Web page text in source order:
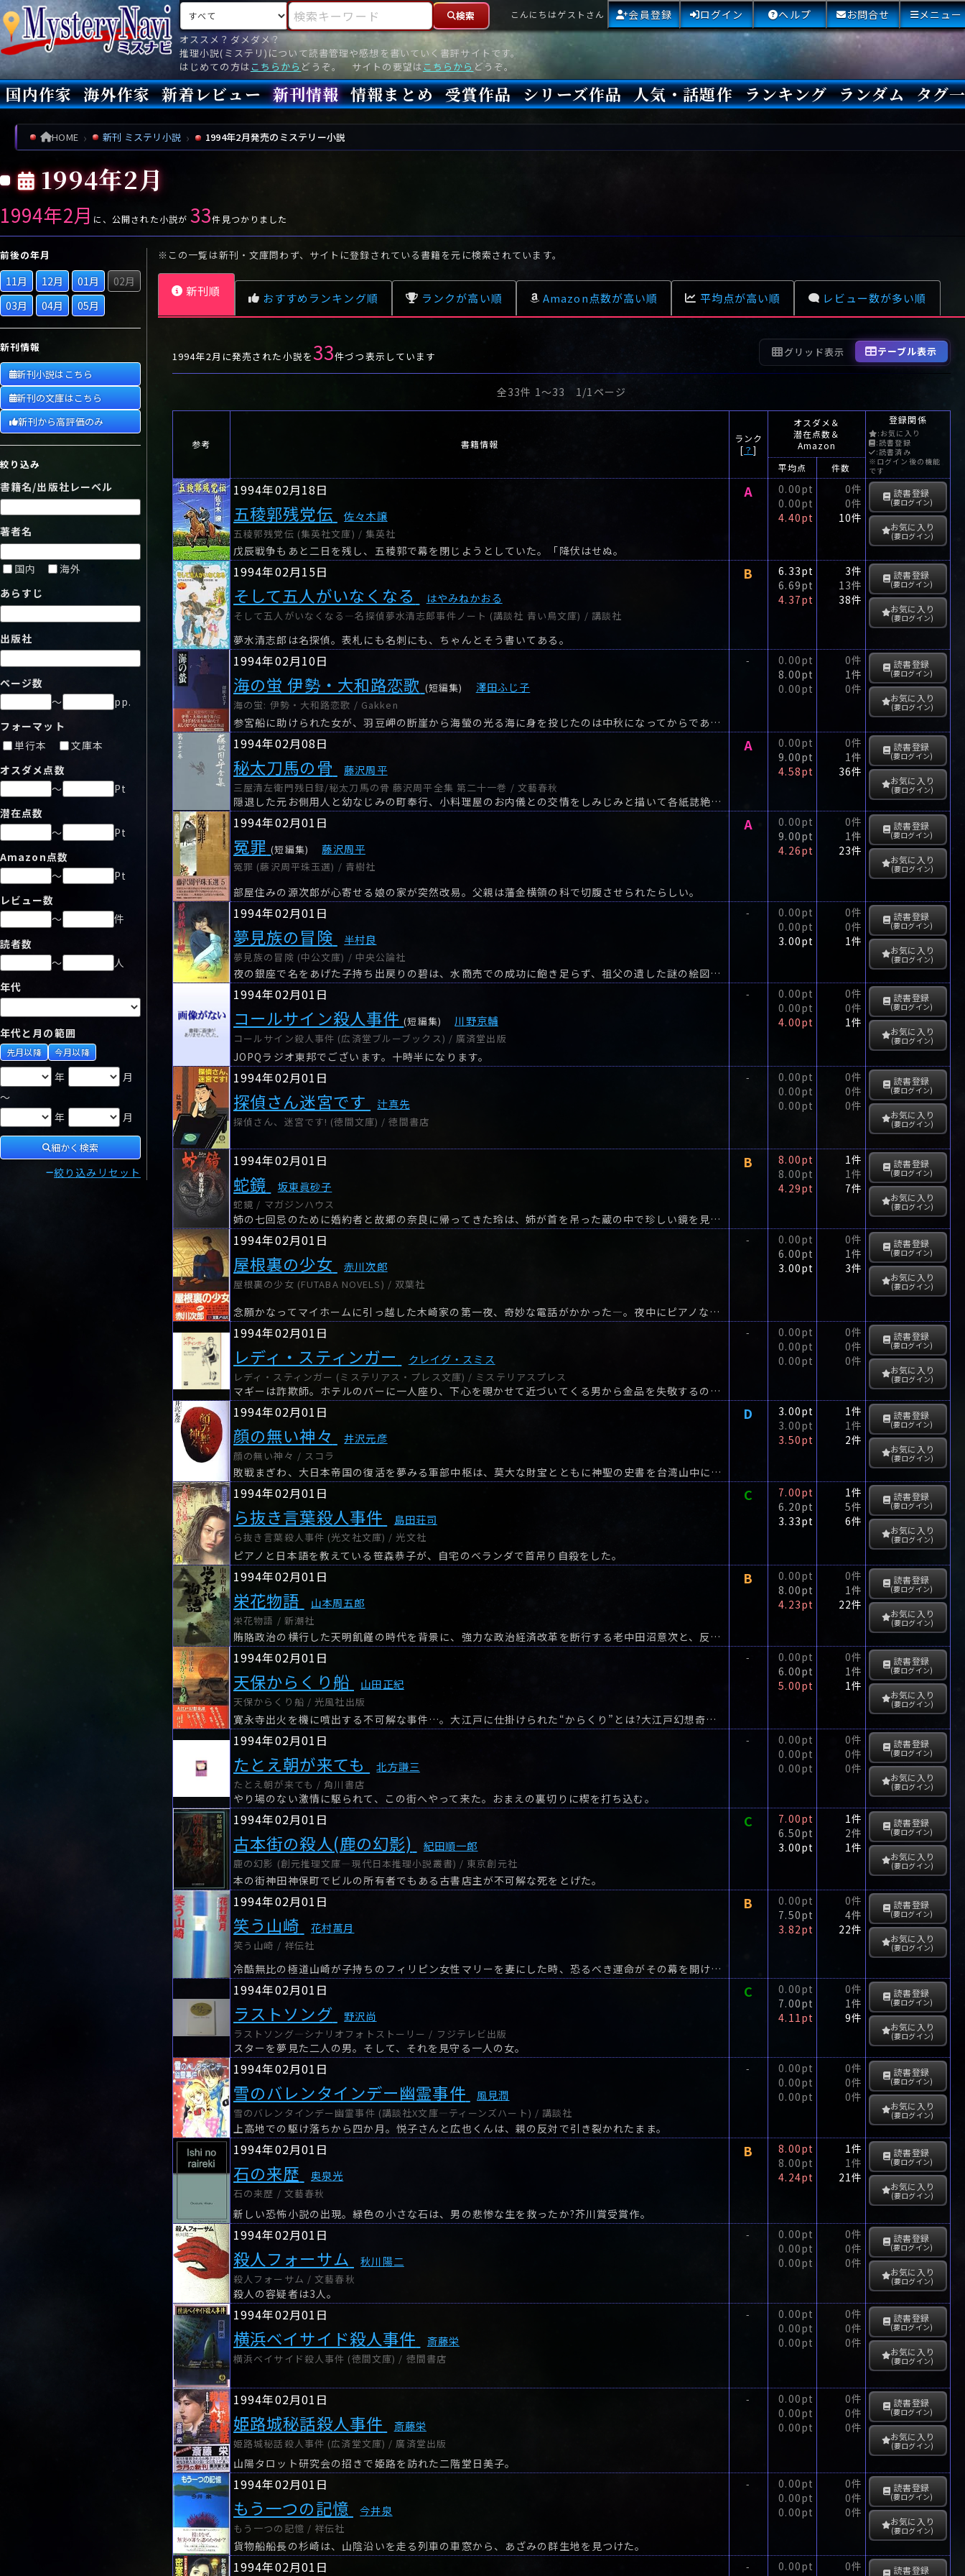
オススメ？ダメダメ？
推理小説(ミステリ)について読書管理や感想を書いていく書評サイトです。
はじめての方は こちらから どうぞ。 サイトの要望は こちらから どうぞ。
検索対象 検索キーワード
検索 こんにちはゲストさん 会員登録 ログイン ヘルプ お問合せ メニュー
国内作家
あ行 あ い う え
お
か行
か き く け
こ
さ行
さ し す せ
た行
た ち
な行
な に ぬ ね
の
は行
は ひ ふ
ま行
ま み む
も
や行
や ゆ
ら行
ろ
わ行
わ
海外作家
ア行 ア イ ウ エ
オ
カ行
カ キ ク ケ
コ
サ行
サ
ツ
ナ行
ナ ニ ヌ ネ
ノ
ハ行
ハ
マ行
マ ミ ム
モ
ヤ行
ヤ
リ ル レ
ロ
ワ行
ワ
新着レビュー 新刊情報
新刊情報
文庫新刊
新刊高評価
今月(8月)発売
先月(7月)発売
先々月(6月)発売
情報まとめ
『本格ミステリベスト』2026年版
『本格ミステリベスト』(海外)
『このミステリーがすごい!』2026年版
『このミステリーがすごい!』(海外)
『ミステリが読みたい!』2026年版
『ミステリが読みたい!』(海外)
『週刊文春ミステリーベスト10』2025年版
『週刊文春ミステリーベスト10』(海外)
本格ミステリ・エターナル300
本格ミステリ・ディケイド300
本格ミステリ・クロニクル300
ミステリー・リーグ
東西ミステリーベスト100 2012年版(国内)
東西ミステリーベスト100 2012年版(海外)
その他をもっとみる
受賞作品
日本推理作家協会賞
本格ミステリ大賞
鮎川哲也賞
横溝正史ミステリ大賞
江戸川乱歩賞
メフィスト賞
『このミステリーがすごい!』大賞
アンソニー賞(長編賞)
エドガー賞(MWA賞)
ゴールド・ダガー賞(CWA賞)
バリー賞(長編賞)
ガラスの鍵賞
その他をもっとみる
シリーズ作品 人気・話題作
本日
3日間
今週
今月
最近閲覧された小説
ランキング
国内総合ランキング
海外総合ランキング
Amazon国内作品高評価
Amazon海外作品高評価
国内作品高評価
海外作品高評価
閲覧回数
オススメ投票回数
読書した人が多い小説
サイトランク
Sランク
Aランク
Bランク
Cランク
Dランク
Eランク
Fランク
ランダム タグ
初心者におすすめ
クローズド・サー
本格ミステリ
青春ミステリ
学園ミステリ
日常の謎
SFミステリ
倒叙ミステリ
警察小説
映画化
ドラマ化
その他をもっとみ
HOME 新刊 ミステリ小説 1994年2月発売のミステリー小説
1994年2月
1994年2月 に、公開された小説が33件見つかりました
前後の年月
11月 12月 01月
02月
03月
04月 05月
新刊情報
新刊小説はこちら
新刊の文庫はこちら
新刊から高評価のみ
絞り込み
書籍名/出版社レーベル
著者名
国内
海外
あらすじ
出版社
ページ数
～
pp.
フォーマット
単行本
文庫本
オスダメ点数
～
Pt
潜在点数
～
Pt
Amazon点数
～
Pt
レビュー数
～
件
読者数
～
人
年代
年代と月の範囲
先月以降 今月以降
年
月
～
年
月
細かく検索
絞り込みリセット
※この一覧は新刊・文庫問わず、サイトに登録されている書籍を元に検索されています。
新刊順 おすすめランキング順 ランクが高い順 Amazon点数が高い順 平均点が高い順 レビュー数が多い順
1994年2月に発売された小説を33件づつ表示しています グリッド表示 テーブル表示
全33件 1〜33 1/1ページ
参考 書籍情報
ランク
[ ？]
オスダメ＆
潜在点数＆
Amazon
登録関係
:お気に入り
:読書登録
:読書済み
※ログイン後の機能
です
平均点 件数
1994年02月18日
五稜郭残党伝 佐々木譲
五稜郭残党伝 (集英社文庫) / 集英社
戊辰戦争もあと二日を残し、五稜郭で幕を閉じようとしていた。「降伏はせぬ。
A
0.00pt
0.00pt
4.40pt
0件
0件
10件
読書登録
(要ログイン)
お気に入り
(要ログイン)
1994年02月15日
そして五人がいなくなる はやみねかおる
そして五人がいなくなる―名探偵夢水清志郎事件ノート (講談社 青い鳥文庫) / 講談社
夢水清志郎は名探偵。表札にも名刺にも、ちゃんとそう書いてある。
B
6.33pt
6.69pt
4.37pt
3件
13件
38件
読書登録
(要ログイン)
お気に入り
(要ログイン)
1994年02月10日
海の蛍 伊勢・大和路恋歌 (短編集) 澤田ふじ子
海の蛍: 伊勢・大和路恋歌 / Gakken
参宮船に助けられた女が、羽豆岬の断崖から海螢の光る海に身を投じたのは中秋になってからであった。
-
0.00pt
8.00pt
0.00pt
0件
1件
0件
読書登録
(要ログイン)
お気に入り
(要ログイン)
1994年02月08日
秘太刀馬の骨 藤沢周平
三屋清左衛門残日録/秘太刀馬の骨 藤沢周平全集 第二十一巻 / 文藝春秋
隠退した元お側用人と幼なじみの町奉行、小料理屋のお内儀との交情をしみじみと描いて各紙誌絶賛の名品。
A
0.00pt
9.00pt
4.58pt
0件
1件
36件
読書登録
(要ログイン)
お気に入り
(要ログイン)
1994年02月01日
冤罪 (短編集) 藤沢周平
冤罪 (藤沢周平珠玉選) / 青樹社
部屋住みの源次郎が心寄せる娘の家が突然改易。父親は藩金横領の科で切腹させられたらしい。
A
0.00pt
9.00pt
4.26pt
0件
1件
23件
読書登録
(要ログイン)
お気に入り
(要ログイン)
1994年02月01日
夢見族の冒険 半村良
夢見族の冒険 (中公文庫) / 中央公論社
夜の銀座で名をあげた子持ち出戻りの碧は、水商売での成功に飽き足らず、祖父の遺した謎の絵図を手がかりに、隠された黄金を求めて北海道の秘境へと旅立つ―。
-
0.00pt
0.00pt
3.00pt
0件
0件
1件
読書登録
(要ログイン)
お気に入り
(要ログイン)
1994年02月01日
コールサイン殺人事件 (短編集) 川野京輔
コールサイン殺人事件 (広済堂ブルーブックス) / 廣済堂出版
JOPQラジオ東邦でございます。十時半になります。
-
0.00pt
0.00pt
4.00pt
0件
0件
1件
読書登録
(要ログイン)
お気に入り
(要ログイン)
1994年02月01日
探偵さん迷宮です 辻真先
探偵さん、迷宮です! (徳間文庫) / 徳間書店
-
0.00pt
0.00pt
0.00pt
0件
0件
0件
読書登録
(要ログイン)
お気に入り
(要ログイン)
1994年02月01日
蛇鏡 坂東眞砂子
蛇鏡 / マガジンハウス
姉の七回忌のために婚約者と故郷の奈良に帰ってきた玲は、姉が首を吊った蔵の中で珍しい鏡を見つける……それが惨劇の幕開けだった
B
8.00pt
8.00pt
4.29pt
1件
1件
7件
読書登録
(要ログイン)
お気に入り
(要ログイン)
1994年02月01日
屋根裏の少女 赤川次郎
屋根裏の少女 (FUTABA NOVELS) / 双葉社
念願かなってマイホームに引っ越した木崎家の第一夜、奇妙な電話がかかった―。夜中にピアノなんかひくな。
-
0.00pt
6.00pt
3.00pt
0件
1件
3件
読書登録
(要ログイン)
お気に入り
(要ログイン)
1994年02月01日
レディ・スティンガー クレイグ・スミス
レディ・スティンガー (ミステリアス・プレス文庫) / ミステリアスプレス
マギーは詐欺師。ホテルのバーに一人座り、下心を覗かせて近づいてくる男から金品を失敬するのが仕事だ。
-
0.00pt
0.00pt
0.00pt
0件
0件
0件
読書登録
(要ログイン)
お気に入り
(要ログイン)
1994年02月01日
顔の無い神々 井沢元彦
顔の無い神々 / スコラ
敗戦まぎわ、大日本帝国の復活を夢みる軍部中枢は、莫大な財宝とともに神聖の史書を台湾山中に封印していた。
D
3.00pt
3.00pt
3.50pt
1件
1件
2件
読書登録
(要ログイン)
お気に入り
(要ログイン)
1994年02月01日
ら抜き言葉殺人事件 島田荘司
ら抜き言葉殺人事件 (光文社文庫) / 光文社
ピアノと日本語を教えている笹森恭子が、自宅のベランダで首吊り自殺をした。
C
7.00pt
6.20pt
3.33pt
1件
5件
6件
読書登録
(要ログイン)
お気に入り
(要ログイン)
1994年02月01日
栄花物語 山本周五郎
栄花物語 / 新潮社
賄賂政治の横行した天明飢饉の時代を背景に、強力な政治経済改革を断行する老中田沼意次と、反対派松平定信の権力闘争を描く歴史長編。
B
0.00pt
8.00pt
4.23pt
0件
1件
22件
読書登録
(要ログイン)
お気に入り
(要ログイン)
1994年02月01日
天保からくり船 山田正紀
天保からくり船 / 光風社出版
寛永寺出火を機に噴出する不可解な事件…。大江戸に仕掛けられた“からくり”とは?大江戸幻想奇譚。
-
0.00pt
6.00pt
5.00pt
0件
1件
1件
読書登録
(要ログイン)
お気に入り
(要ログイン)
1994年02月01日
たとえ朝が来ても 北方謙三
たとえ朝が来ても / 角川書店
やり場のない激情に駆られて、この街へやって来た。おまえの裏切りに楔を打ち込む。
-
0.00pt
0.00pt
0.00pt
0件
0件
0件
読書登録
(要ログイン)
お気に入り
(要ログイン)
1994年02月01日
古本街の殺人(鹿の幻影) 紀田順一郎
鹿の幻影 (創元推理文庫―現代日本推理小説叢書) / 東京創元社
本の街神田神保町でビルの所有者でもある古書店主が不可解な死をとげた。
C
7.00pt
6.50pt
3.00pt
1件
2件
1件
読書登録
(要ログイン)
お気に入り
(要ログイン)
1994年02月01日
笑う山崎 花村萬月
笑う山崎 / 祥伝社
冷酷無比の極道山崎が子持ちのフィリピン女性マリーを妻にした時、恐るべき運命がその幕を開けた…。
B
0.00pt
7.50pt
3.82pt
0件
4件
22件
読書登録
(要ログイン)
お気に入り
(要ログイン)
1994年02月01日
ラストソング 野沢尚
ラストソング―シナリオフォトストーリー / フジテレビ出版
スターを夢見た二人の男。そして、それを見守る一人の女。
C
0.00pt
7.00pt
4.11pt
0件
1件
9件
読書登録
(要ログイン)
お気に入り
(要ログイン)
1994年02月01日
雪のバレンタインデー幽霊事件 風見潤
雪のバレンタインデー幽霊事件 (講談社X文庫―ティーンズハート) / 講談社
上高地での駆け落ちから四か月。悦子さんと広也くんは、親の反対で引き裂かれたまま。
-
0.00pt
0.00pt
0.00pt
0件
0件
0件
読書登録
(要ログイン)
お気に入り
(要ログイン)
1994年02月01日
石の来歴 奥泉光
石の来歴 / 文藝春秋
新しい恐怖小説の出現。緑色の小さな石は、男の悲惨な生を救ったか?芥川賞受賞作。
B
8.00pt
8.00pt
4.24pt
1件
1件
21件
読書登録
(要ログイン)
お気に入り
(要ログイン)
1994年02月01日
殺人フォーサム 秋川陽二
殺人フォーサム / 文藝春秋
殺人の容疑者は3人。
-
0.00pt
0.00pt
0.00pt
0件
0件
0件
読書登録
(要ログイン)
お気に入り
(要ログイン)
1994年02月01日
横浜ベイサイド殺人事件 斎藤栄
横浜ベイサイド殺人事件 (徳間文庫) / 徳間書店
-
0.00pt
0.00pt
0.00pt
0件
0件
0件
読書登録
(要ログイン)
お気に入り
(要ログイン)
1994年02月01日
姫路城秘話殺人事件 斎藤栄
姫路城秘話殺人事件 (広済堂文庫) / 廣済堂出版
山陽タロット研究会の招きで姫路を訪れた二階堂日美子。
-
0.00pt
0.00pt
0.00pt
0件
0件
0件
読書登録
(要ログイン)
お気に入り
(要ログイン)
1994年02月01日
もう一つの記憶 今井泉
もう一つの記憶 / 祥伝社
貨物船船長の杉崎は、山陰沿いを走る列車の車窓から、あざみの群生地を見つけた。
-
0.00pt
0.00pt
0.00pt
0件
0件
0件
読書登録
(要ログイン)
お気に入り
(要ログイン)
1994年02月01日 -
0.00pt
0件
読書登録